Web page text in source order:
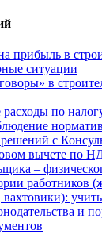
прибыль в
ситуации
в
по
с
вычете по
–
работников
вахтовики):
и